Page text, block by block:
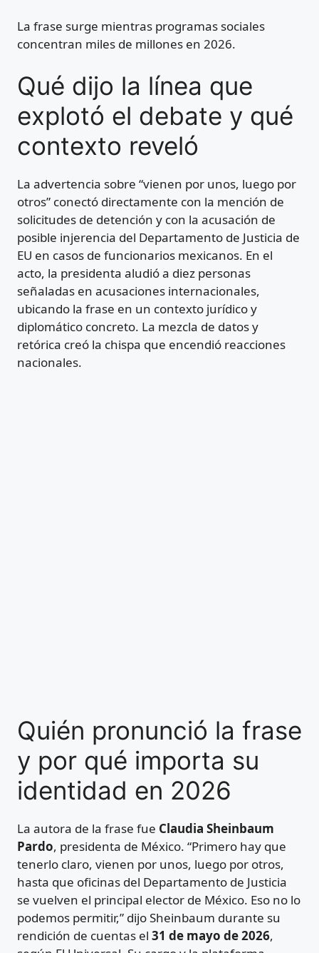
La frase surge mientras programas sociales
concentran miles de millones en 2026.
Qué dijo la línea que
explotó el debate y qué
contexto reveló
La advertencia sobre “vienen por unos, luego por
otros” conectó directamente con la mención de
solicitudes de detención y con la acusación de
posible injerencia del Departamento de Justicia de
EU en casos de funcionarios mexicanos. En el
acto, la presidenta aludió a diez personas
señaladas en acusaciones internacionales,
ubicando la frase en un contexto jurídico y
diplomático concreto. La mezcla de datos y
retórica creó la chispa que encendió reacciones
nacionales.
Quién pronunció la frase
y por qué importa su
identidad en 2026
La autora de la frase fue Claudia Sheinbaum
Pardo, presidenta de México. “Primero hay que
tenerlo claro, vienen por unos, luego por otros,
hasta que oficinas del Departamento de Justicia
se vuelven el principal elector de México. Eso no lo
podemos permitir,” dijo Sheinbaum durante su
rendición de cuentas el 31 de mayo de 2026,